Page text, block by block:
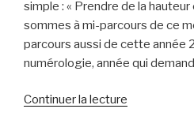
forts
soldats. » »
simple : « Prendre de la
sommes à mi-parcours de ce
parcours aussi de cette année
numérologie, année qui
Continuer la lecture